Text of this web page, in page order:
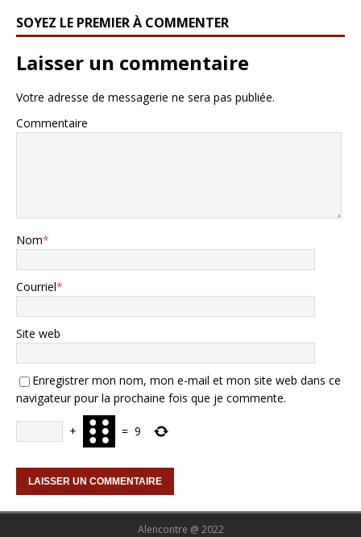
SOYEZ LE PREMIER À COMMENTER
Laisser un commentaire
Votre adresse de messagerie ne sera pas publiée.
Commentaire
Nom*
Courriel*
Site web
Enregistrer mon nom, mon e-mail et mon site web dans ce
navigateur pour la prochaine fois que je commente.
+ = 9
Alencontre @ 2022